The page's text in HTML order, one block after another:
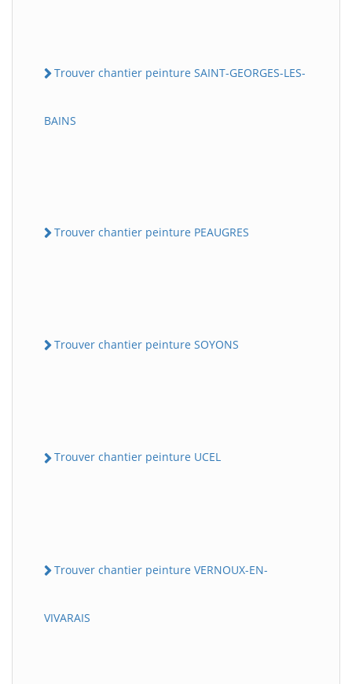
Trouver chantier peinture SAINT-GEORGES-LES-
BAINS
Trouver chantier peinture PEAUGRES
Trouver chantier peinture SOYONS
Trouver chantier peinture UCEL
Trouver chantier peinture VERNOUX-EN-
VIVARAIS